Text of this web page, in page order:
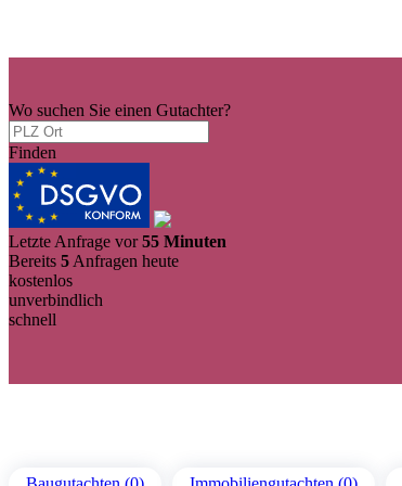
Wo suchen Sie einen Gutachter?
Finden
Letzte Anfrage vor55 Minuten
Bereits 5 Anfragen heute
kostenlos
unverbindlich
schnell